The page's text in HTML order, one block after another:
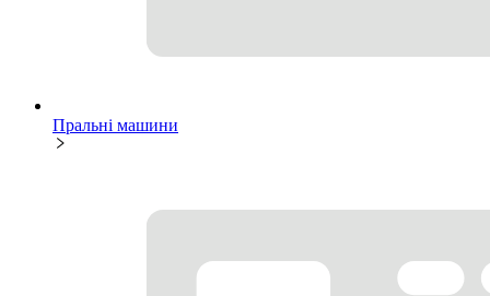
Пральні машини